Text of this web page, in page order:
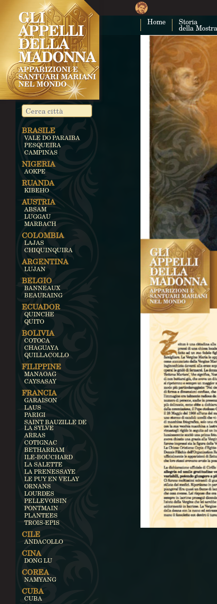
Home Storia
della Mostra
BRASILE
VALE DO PARAIBA
PESQUEIRA
CAMPINAS
NIGERIA
AOKPE
RUANDA
KIBEHO
AUSTRIA
ABSAM
LUGGAU
MARBACH
COLOMBIA
LAJAS
CHIQUINQUIRA
ARGENTINA
LUJAN
BELGIO
BANNEAUX
BEAURAING
ECUADOR
QUINCHE
QUITO
BOLIVIA
COTOCA
CHAGUAYA
QUILLACOLLO
FILIPPINE
MANAOAG
CAYSASAY
FRANCIA
GARAISON
LAUS
PARIGI
SAINT BAUZILLE DE
LA SYLVE
ARRAS
COTIGNAC
BETHARRAM
ILE-BOUCHARD
LA SALETTE
LA PRENESSAYE
LE PUY EN VELAY
ORNANS
LOURDES
PELLEVOISIN
PONTMAIN
PLANTEES
TROIS-EPIS
CILE
ANDACOLLO
CINA
DONG LU
COREA
NAMYANG
CUBA
CUBA